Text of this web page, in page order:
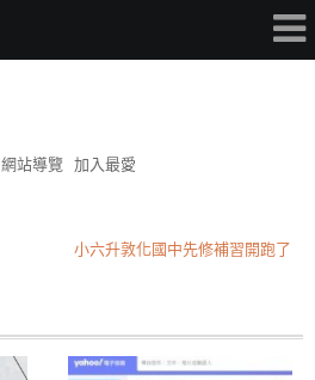
網站導覽 加入最愛
小六升敦化國中先修補習開跑了
小六升敦化國中先修補習開跑了